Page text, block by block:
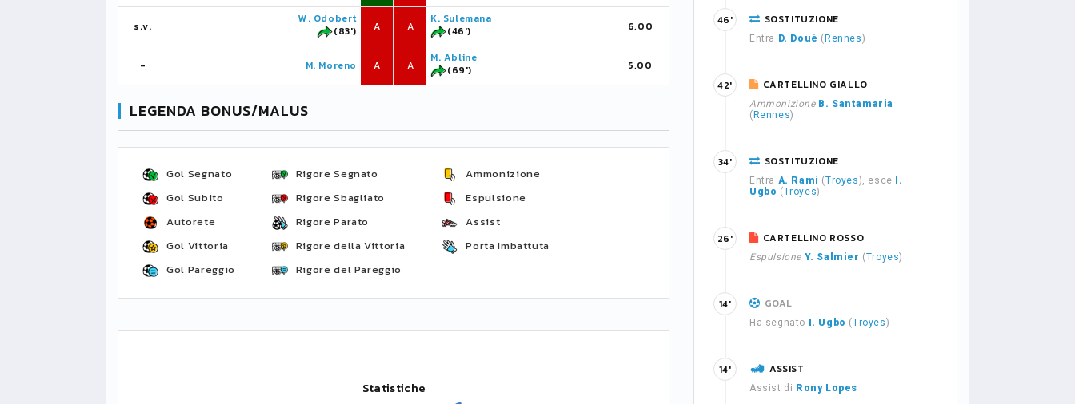
s.v.
W. Odobert
(83')
A
- M. Moreno A
A
K. Sulemana
(46')
6,00
A
M. Abline
(69')
5,00
LEGENDA BONUS/MALUS
Gol Segnato
Gol Subito
Autorete
Gol Vittoria
Gol Pareggio
Rigore Segnato
Rigore Sbagliato
Rigore Parato
Rigore della Vittoria
Rigore del Pareggio
Ammonizione
Espulsione
Assist
Porta Imbattuta
Statistiche
SOSTITUZIONE
Entra D. Doué ( Rennes)
46'
CARTELLINO GIALLO
Ammonizione B. Santamaria
( Rennes)
42'
SOSTITUZIONE
Entra A. Rami (Troyes), esce
I.
Ugbo (Troyes)
34'
CARTELLINO ROSSO
Espulsione Y. Salmier (Troyes)
26'
GOAL
Ha segnato I. Ugbo (Troyes)
14'
ASSIST
Assist di Rony Lopes
14'